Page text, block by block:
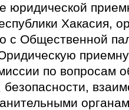
юридической
Хакасия,
с Общественной
по вопросам
безопасности,